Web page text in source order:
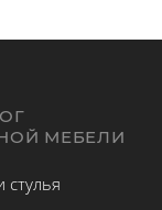
МЕБЕЛИ
стулья